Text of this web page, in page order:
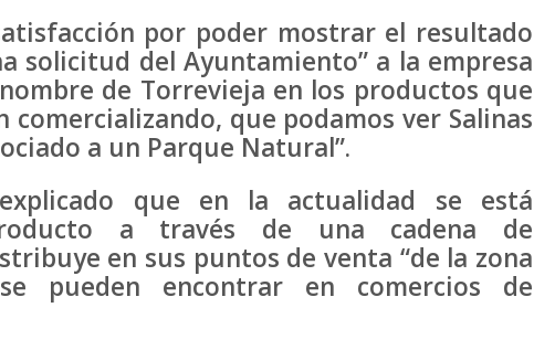
por poder mostrar el resultado
solicitud del Ayuntamiento” a la empresa
de Torrevieja en los productos que
comercializando, que podamos ver Salinas
a un Parque Natural”.
que en la actualidad se está
a través de una cadena de
en sus puntos de venta “de la zona
pueden encontrar en comercios de